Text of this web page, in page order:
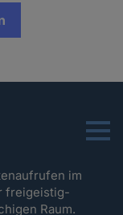
Menu
im
freigeistig-
Raum.